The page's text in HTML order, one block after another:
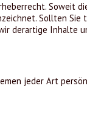
Soweit
Sollten
derartige Inhalte
jeder Art